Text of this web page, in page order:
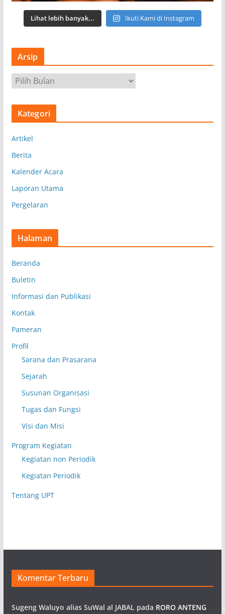
Lihat lebih banyak... Ikuti Kami di Instagram
Arsip
r
s
Kategori
Artikel
Berita
Kalender Acara
Laporan Utama
Pergelaran
Halaman
Beranda
Buletin
Informasi dan Publikasi
Kontak
Pameran
Profil
Sarana dan Prasarana
Sejarah
Susunan Organisasi
Tugas dan Fungsi
Visi dan Misi
Program Kegiatan
Kegiatan non Periodik
Kegiatan Periodik
Tentang UPT
Komentar Terbaru
Sugeng Waluyo alias SuWal al JABAL pada RORO ANTENG